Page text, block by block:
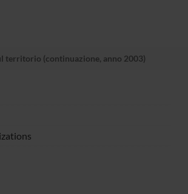
territorio (continuazione, anno 2003)